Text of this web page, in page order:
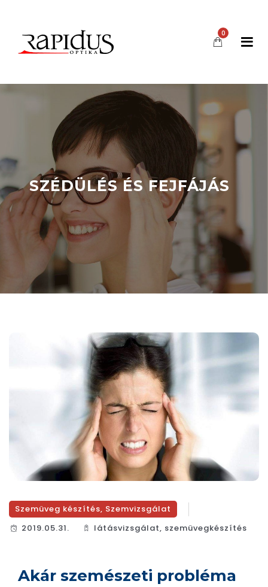
0
SZÉDÜLÉS ÉS FEJFÁJÁS
Szemüveg készítés, Szemvizsgálat
2019.05.31.
látásvizsgálat, szemüvegkészítés
Akár szemészeti probléma